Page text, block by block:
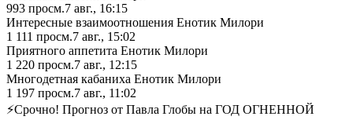
993 просм.7 авг., 16:15
Интересные взаимоотношения Енотик Милори
1 111 просм.7 авг., 15:02
Приятного аппетита Енотик Милори
1 220 просм.7 авг., 12:15
Многодетная кабаниха Енотик Милори
1 197 просм.7 авг., 11:02
⚡️Срочно! Прогноз от Павла Глобы на ГОД ОГНЕННОЙ